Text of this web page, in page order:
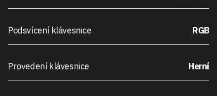
Podsvícení klávesnice RGB
Provedení klávesnice Herní